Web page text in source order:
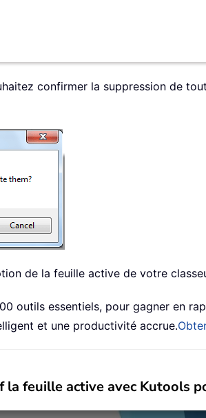
confirmer la suppression de
de la feuille active de votre
outils essentiels, pour gagner en
et une productivité accrue.
feuille active avec Kutools